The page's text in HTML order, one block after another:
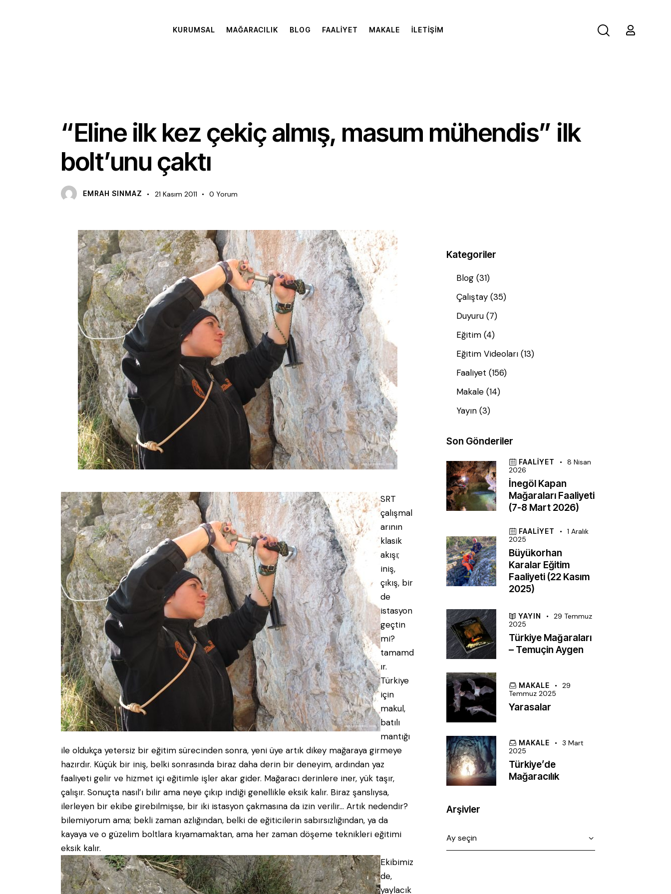
KURUMSAL MAĞARACILIK BLOG FAALIYET MAKALE İLETIŞIM
“Eline ilk kez çekiç almış, masum mühendis” ilk
bolt’unu çaktı
EMRAH SINMAZ 21 Kasım 2011 0 Yorum
SRT
çalışmal
arının
klasik
akışı;
iniş,
çıkış, bir
de
istasyon
geçtin
mi?
tamamd
ır.
Türkiye
için
makul,
batılı
mantığı
ile oldukça yetersiz bir eğitim sürecinden sonra, yeni üye artık dikey mağaraya girmeye
hazırdır. Küçük bir iniş, belki sonrasında biraz daha derin bir deneyim, ardından yaz
faaliyeti gelir ve hizmet içi eğitimle işler akar gider. Mağaracı derinlere iner, yük taşır,
çalışır. Sonuçta nasıl’ı bilir ama neye çıkıp indiği genellikle eksik kalır. Biraz şanslıysa,
ilerleyen bir ekibe girebilmişse, bir iki istasyon çakmasına da izin verilir… Artık nedendir?
bilemiyorum ama; bekli zaman azlığından, belki de eğiticilerin sabırsızlığından, ya da
kayaya ve o güzelim boltlara kıyamamaktan, ama her zaman döşeme teknikleri eğitimi
eksik kalır.
Ekibimiz
de,
yaylacık
Kategoriler
Blog (31)
Çalıştay (35)
Duyuru (7)
Eğitim (4)
Eğitim Videoları (13)
Faaliyet (156)
Makale (14)
Yayın (3)
Son Gönderiler
FAALIYET
8 Nisan
2026
İnegöl Kapan
Mağaraları Faaliyeti
(7-8 Mart 2026)
FAALIYET
1 Aralık
2025
Büyükorhan
Karalar Eğitim
Faaliyeti (22 Kasım
2025)
YAYIN
29 Temmuz
2025
Türkiye Mağaraları
– Temuçin Aygen
MAKALE
29
Temmuz 2025
Yarasalar
MAKALE
3 Mart
2025
Türkiye’de
Mağaracılık
Arşivler